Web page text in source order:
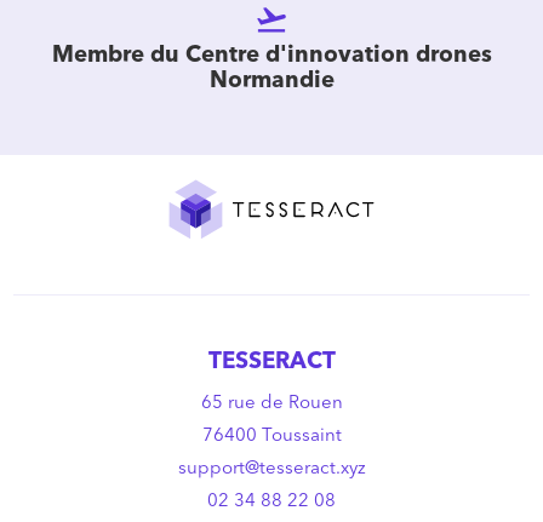
flight_takeoff
Membre du Centre d'innovation drones
Normandie
TESSERACT
65 rue de Rouen
76400 Toussaint
support@tesseract.xyz
02 34 88 22 08